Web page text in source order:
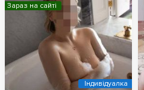
Зараз на сайті
Індивідуалка